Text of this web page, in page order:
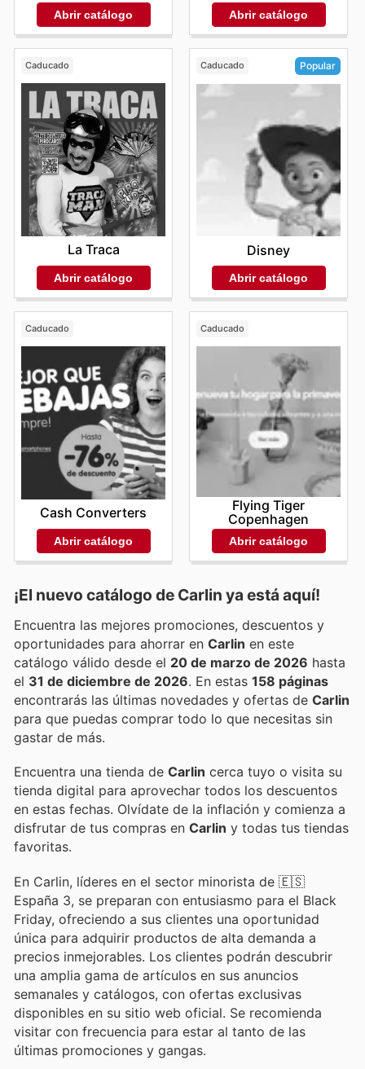
Abrir catálogo Abrir catálogo
Caducado
La Traca
Abrir catálogo
Caducado Popular
Disney
Abrir catálogo
Caducado
Cash Converters
Abrir catálogo
Caducado
Flying Tiger
Copenhagen
Abrir catálogo
¡El nuevo catálogo de Carlin ya está aquí!
Encuentra las mejores promociones, descuentos y
oportunidades para ahorrar en Carlin en este
catálogo válido desde el 20 de marzo de 2026 hasta
el 31 de diciembre de 2026 . En estas 158 páginas
encontrarás las últimas novedades y ofertas de Carlin
para que puedas comprar todo lo que necesitas sin
gastar de más.
Encuentra una tienda de Carlin cerca tuyo o visita su
tienda digital para aprovechar todos los descuentos
en estas fechas. Olvídate de la inflación y comienza a
disfrutar de tus compras en Carlin y todas tus tiendas
favoritas.
En Carlin, líderes en el sector minorista de 🇪🇸
España 3, se preparan con entusiasmo para el Black
Friday, ofreciendo a sus clientes una oportunidad
única para adquirir productos de alta demanda a
precios inmejorables. Los clientes podrán descubrir
una amplia gama de artículos en sus anuncios
semanales y catálogos, con ofertas exclusivas
disponibles en su sitio web oficial. Se recomienda
visitar con frecuencia para estar al tanto de las
últimas promociones y gangas.